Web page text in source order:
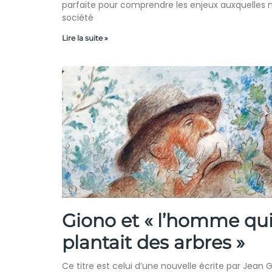
parfaite pour comprendre les enjeux auxquelles
société
Lire la suite »
Giono et « l’homme
plantait des arbres »
Ce titre est celui d’une nouvelle écrite par Jean